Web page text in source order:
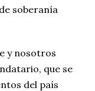
soberanía
y nosotros
que se
del país